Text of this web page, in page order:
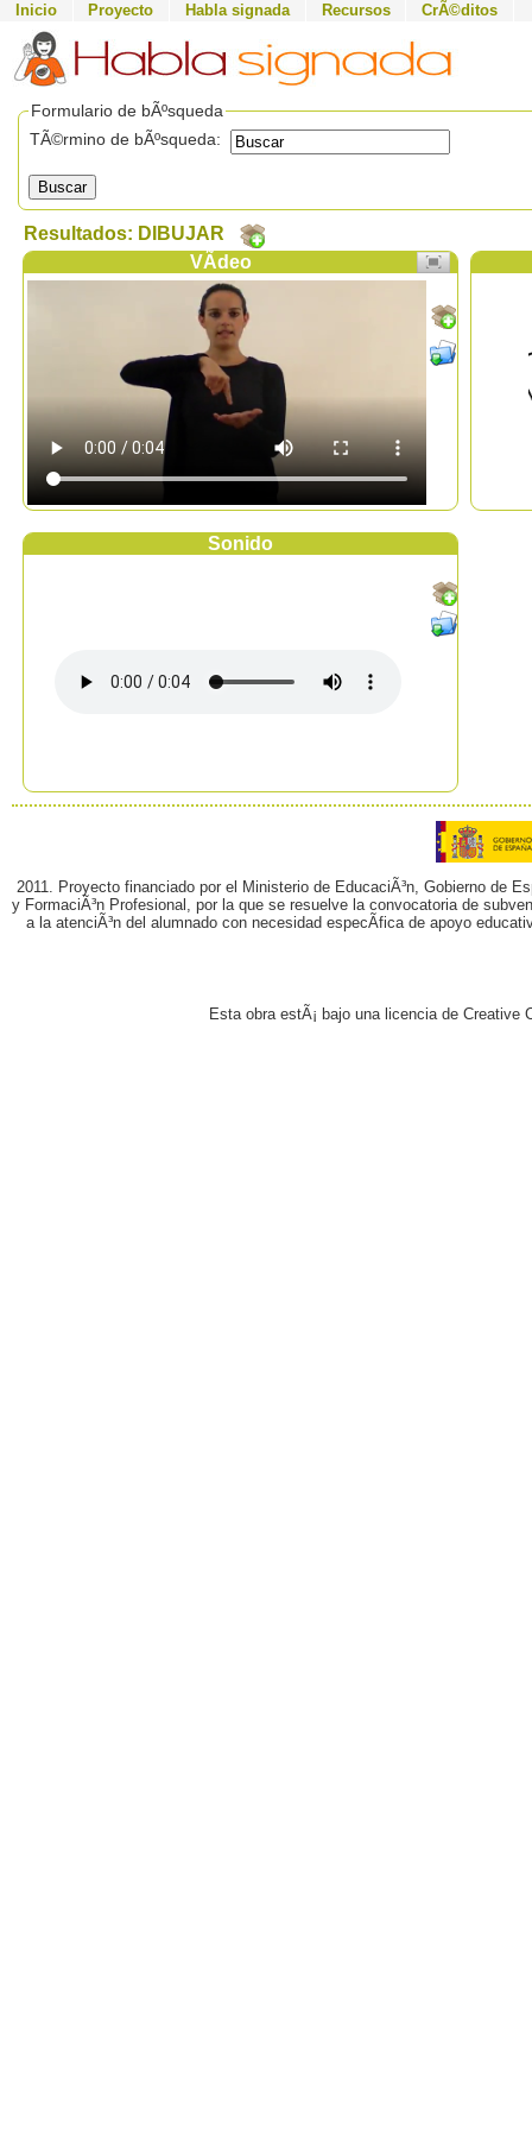
Inicio Proyecto Habla signada Recursos CrÃ©ditos
Formulario de bÃºsqueda
TÃ©rmino de bÃºsqueda:
Buscar
Resultados: DIBUJAR
VÃ­deo
Sonido
2011. Proyecto financiado por el Ministerio de EducaciÃ³n, Gobierno de
y FormaciÃ³n Profesional, por la que se resuelve la convocatoria de
a la atenciÃ³n del alumnado con necesidad especÃ­fica de apoyo
Esta obra estÃ¡ bajo una licencia de Creative